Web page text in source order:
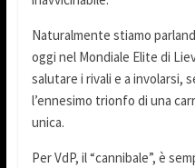
Naturalmente stiamo
oggi nel Mondiale Elite di
salutare i rivali e a involarsi,
l’ennesimo trionfo di una
unica.
Per VdP, il “cannibale”, è